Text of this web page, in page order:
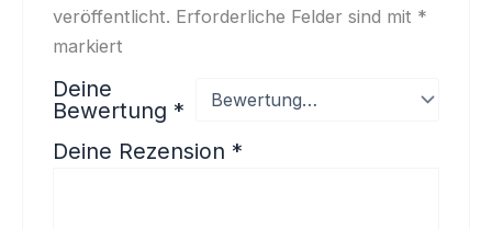
veröffentlicht. Erforderliche Felder sind mit *
markiert
Deine
Bewertung *
Deine Rezension *